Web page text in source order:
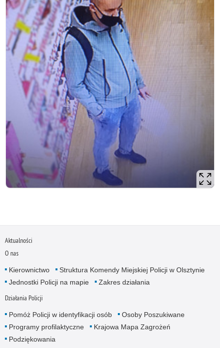
Aktualności
O nas
Kierownictwo
Struktura Komendy Miejskiej Policji w Olsztynie
Jednostki Policji na mapie
Zakres działania
Działania Policji
Pomóż Policji w identyfikacji osób
Osoby Poszukiwane
Programy profilaktyczne
Krajowa Mapa Zagrożeń
Podziękowania